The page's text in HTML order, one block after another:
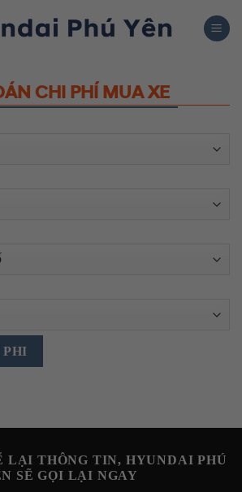
CHI PHÍ MUA XE
PHI
LẠI THÔNG TIN, HYUNDAI PHÚ
SẼ GỌI LẠI NGAY